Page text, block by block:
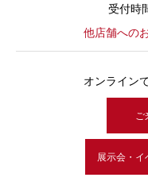
受付時
他店舗への
オンライン
ご
展示会・イ